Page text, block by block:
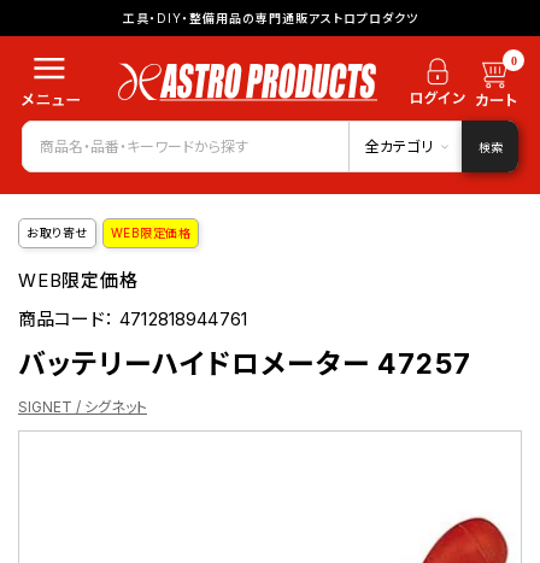
工具・DIY・整備用品の専門通販アストロプロダクツ
0
全カテゴリ 検索
お取り寄せ WEB限定価格
WEB限定価格
商品コード：4712818944761
バッテリーハイドロメーター 47257
SIGNET / シグネット